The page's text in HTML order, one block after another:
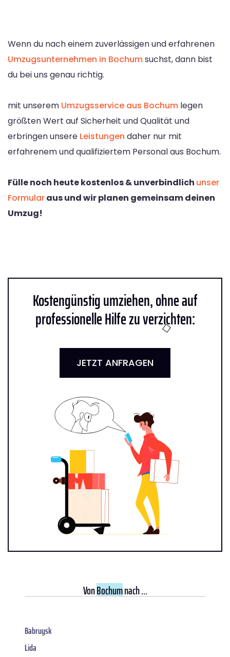
Wenn du nach einem zuverlässigen und erfahrenen
Umzugsunternehmen in Bochumsuchst, dann bist
du bei uns genau richtig.
mit unserem Umzugsservice aus Bochum legen
größten Wert auf Sicherheit und Qualität und
erbringen unsere Leistungen daher nur mit
erfahrenem und qualifiziertem Personal aus Bochum.
Fülle noch heute kostenlos & unverbindlich unser
Formularaus und wir planen gemeinsam deinen
Umzug!
Kostengünstig umziehen, ohne auf
professionelle Hilfe zu verzichten:
JETZT ANFRAGEN
VonBochumnach ...
Babruysk
Lida